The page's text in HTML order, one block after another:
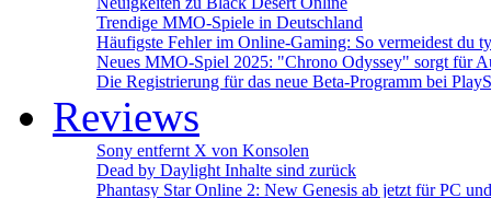
Trendige MMO-Spiele in Deutschland
Häufigste Fehler im Online-Gaming: So vermeidest du
Neues MMO-Spiel 2025: "Chrono Odyssey" sorgt für
Die Registrierung für das neue Beta-Programm bei
Reviews
Sony entfernt X von Konsolen
Dead by Daylight Inhalte sind zurück
Phantasy Star Online 2: New Genesis ab jetzt für PC